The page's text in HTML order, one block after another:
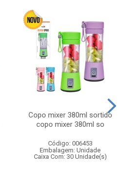
Copo mixer 380ml sortido
copo mixer 380ml so
Código: 006453
Embalagem: Unidade
Caixa Com: 30 Unidade(s)